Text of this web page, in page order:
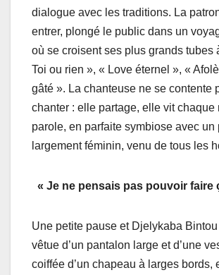
dialogue avec les traditions. La
entrer, plongé le public dans un
où se croisent ses plus grands tubes
Toi ou rien », « Love éternel », «
gâté ». La chanteuse ne se contente
chanter : elle partage, elle vit chaque
parole, en parfaite symbiose avec un
largement féminin, venu de tous les
« Je ne pensais pas pouvoir faire
Une petite pause et Djelykaba
vêtue d’un pantalon large et d’une
coiffée d’un chapeau à larges bords,